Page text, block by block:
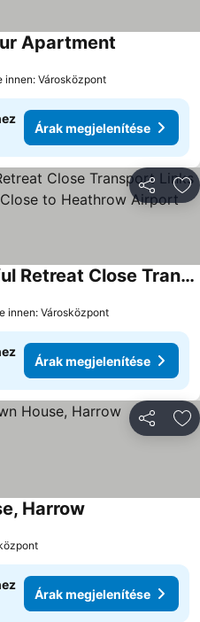
Apartment
innen: Városközpont
Árak megjelenítése
The Bliss Home Peaceful Retreat Close Transport Links Central London in 15mins Close to Heathrow Airport
innen: Városközpont
Árak megjelenítése
Harrow
Árak megjelenítése